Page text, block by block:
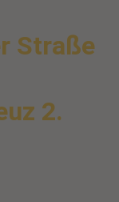
Straße
2.